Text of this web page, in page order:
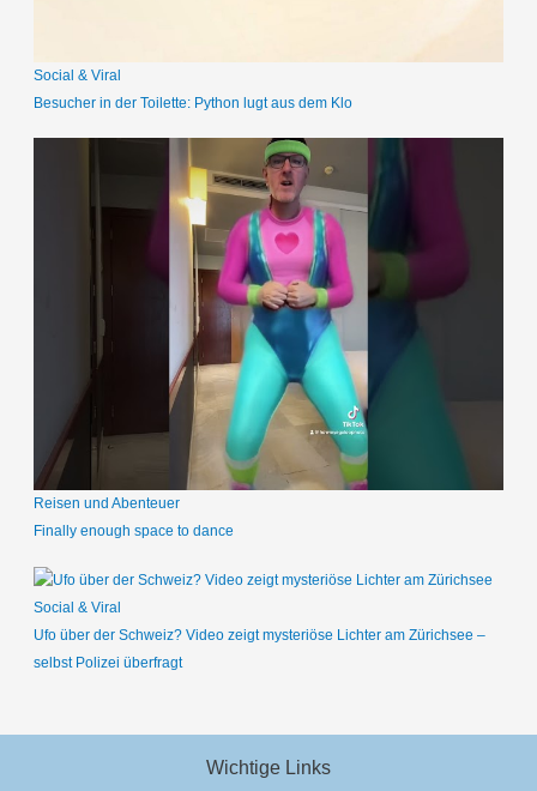
Social & Viral
Besucher in der Toilette: Python lugt aus dem Klo
Reisen und Abenteuer
Finally enough space to dance
Social & Viral
Ufo über der Schweiz? Video zeigt mysteriöse Lichter am Zürichsee –
selbst Polizei überfragt
Wichtige Links